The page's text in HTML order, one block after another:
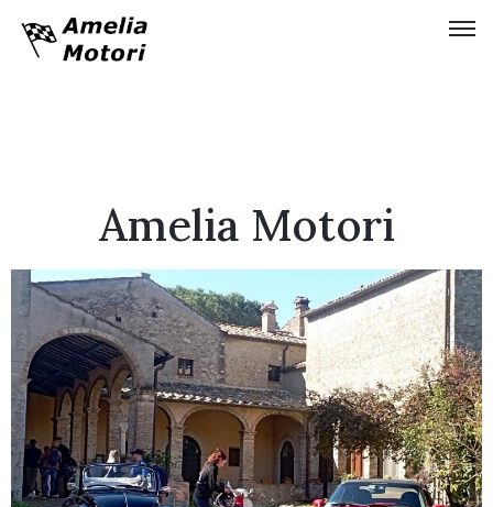
Storia
Tinarelli
Idroplano
Timossi
Servizi
Moda
&
Amelia Motori